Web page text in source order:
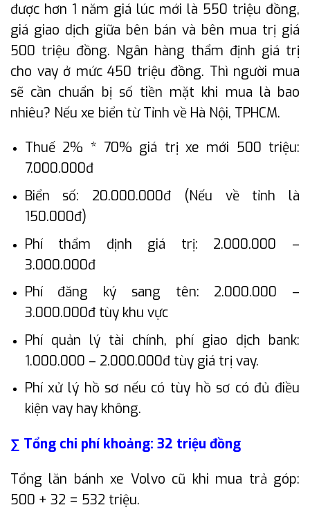
được hơn 1 năm giá lúc mới là 550 triệu đồng,
giá giao dịch giữa bên bán và bên mua trị giá
500 triệu đồng. Ngân hàng thẩm định giá trị
cho vay ở mức 450 triệu đồng. Thì người mua
sẽ cần chuẩn bị số tiền mặt khi mua là bao
nhiêu? Nếu xe biển từ Tỉnh về Hà Nội, TPHCM.
Thuế 2% * 70% giá trị xe mới 500 triệu:
7.000.000đ
Biển số: 20.000.000đ (Nếu về tỉnh là
150.000đ)
Phí thẩm định giá trị: 2.000.000 –
3.000.000đ
Phí đăng ký sang tên: 2.000.000 –
3.000.000đ tùy khu vực
Phí quản lý tài chính, phí giao dịch bank:
1.000.000 – 2.000.000đ tùy giá trị vay.
Phí xử lý hồ sơ nếu có tùy hồ sơ có đủ điều
kiện vay hay không.
∑ Tổng chi phí khoảng: 32 triệu đồng
Tổng lăn bánh xe Volvo cũ khi mua trả góp:
500 + 32 = 532 triệu.